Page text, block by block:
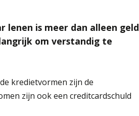
lenen is meer dan alleen geld
om verstandig te
kredietvormen zijn de
zijn ook een creditcardschuld